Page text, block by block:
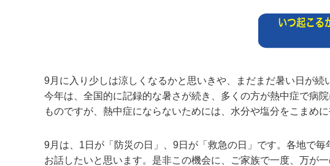
9月に入り少しは涼しくなるかと思いきや、まだまだ暑い日が続
今年は、全国的に記録的な暑さが続き、多くの方が熱中症で病
ものですが、熱中症にならないためには、水分や塩分をこまめ
9月は、1日が「防災の日」、9日が「救急の日」です。各地で
お話したいと思います。是非この機会に、ご家族で一度、万が